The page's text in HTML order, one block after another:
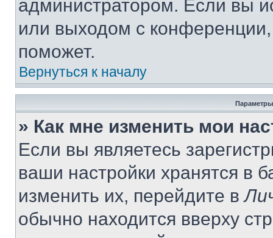
администратором. Если вы
или выходом с
поможет.
Вернуться к началу
Параметры
» Как мне изменить мои
Если вы являетесь
ваши настройки хранятся в
изменить их, перейдите в
обычно находится вверху